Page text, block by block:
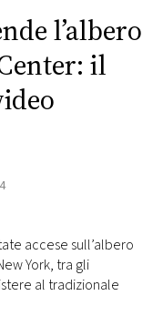
l’albero
il
accese sull’albero
York, tra gli
al tradizionale